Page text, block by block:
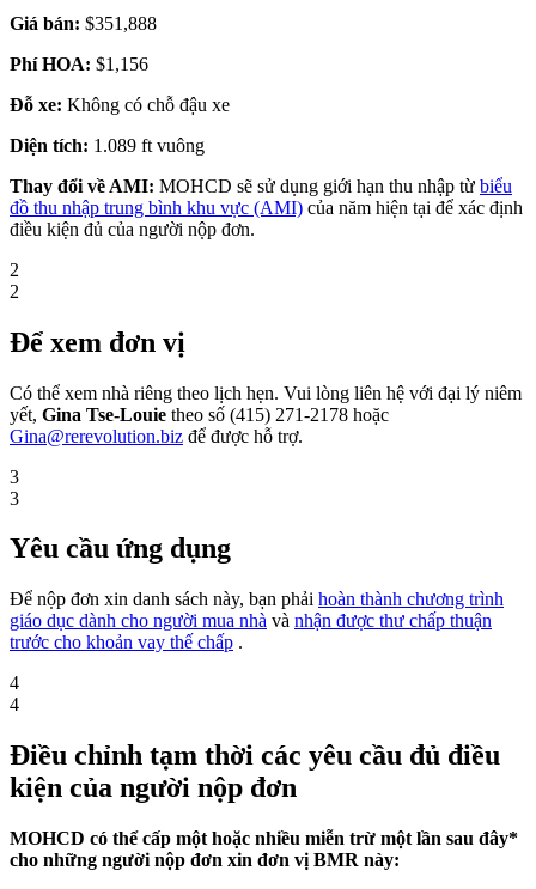
Giá bán: $351,888
Phí HOA: $1,156
Đỗ xe: Không có chỗ đậu xe
Diện tích: 1.089 ft vuông
Thay đổi về AMI: MOHCD sẽ sử dụng giới hạn thu nhập từ biểu
đồ thu nhập trung bình khu vực (AMI) của năm hiện tại để xác định
điều kiện đủ của người nộp đơn.
2
2
Để xem đơn vị
Có thể xem nhà riêng theo lịch hẹn. Vui lòng liên hệ với đại lý niêm
yết, Gina Tse-Louie theo số (415) 271-2178 hoặc
Gina@rerevolution.biz để được hỗ trợ.
3
3
Yêu cầu ứng dụng
Để nộp đơn xin danh sách này, bạn phải hoàn thành chương trình
giáo dục dành cho người mua nhà và nhận được thư chấp thuận
trước cho khoản vay thế chấp .
4
4
Điều chỉnh tạm thời các yêu cầu đủ điều
kiện của người nộp đơn
MOHCD có thể cấp một hoặc nhiều miễn trừ một lần sau đây*
cho những người nộp đơn xin đơn vị BMR này: